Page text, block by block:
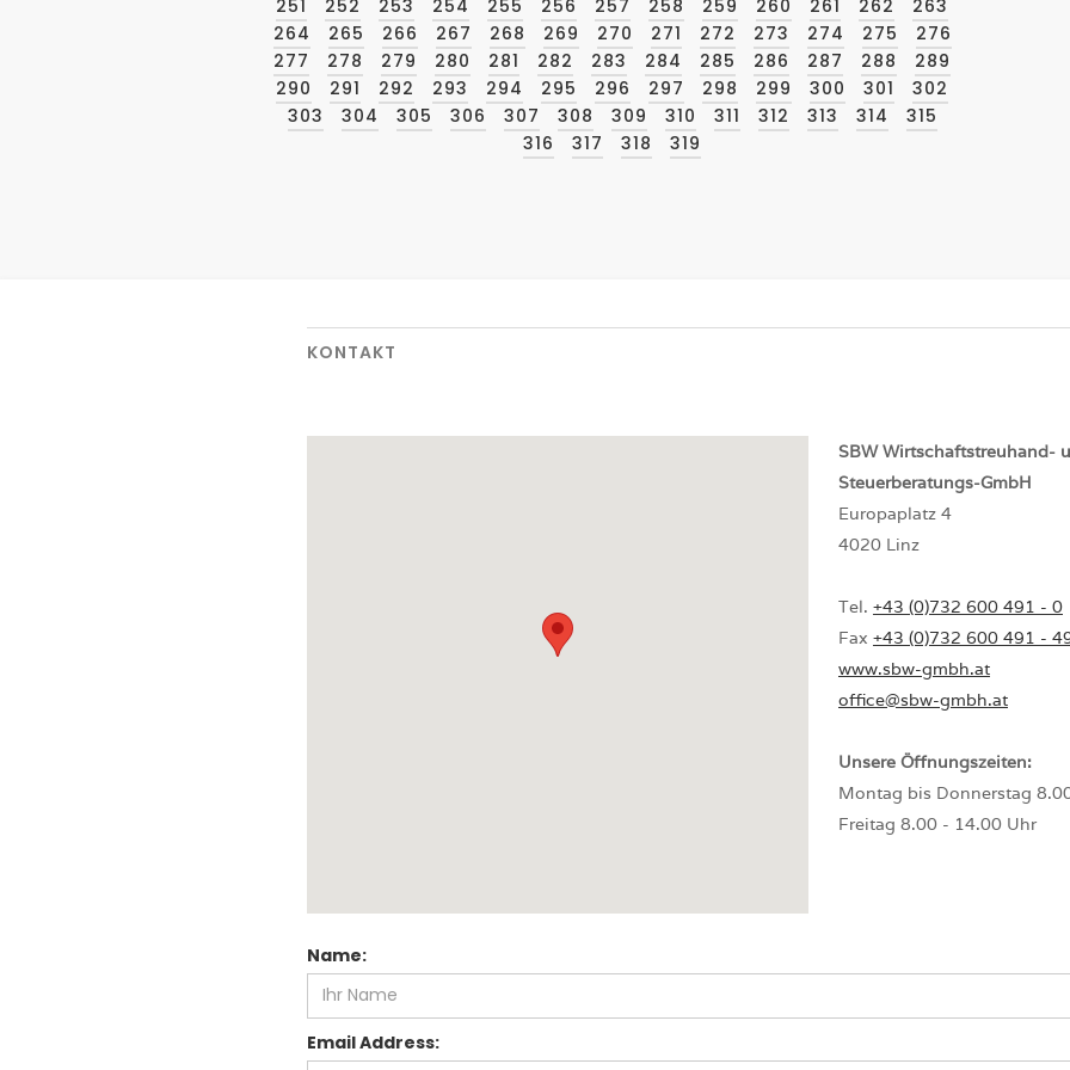
251 252 253 254 255 256 257 258 259 260 261 262
263
264
265 266 267 268 269 270 271 272 273 274 275
276
277
278 279 280 281 282 283 284 285 286 287 288
289
290
291 292 293 294 295 296 297 298 299 300 301
302
303
304 305 306 307 308 309 310 311 312 313 314
315
316
317 318 319
KONTAKT
SBWWirtschaftstreuhand-
Steuerberatungs-GmbH
Europaplatz 4
4020 Linz
Tel. +43 (0)732 600 491 - 0
Fax +43 (0)732 600 491 -
www.sbw-gmbh.at
office@sbw-gmbh.at
Unsere Öffnungszeiten:
Montag bis Donnerstag
Freitag 8.00 - 14.00 Uhr
Name:
Email Address: